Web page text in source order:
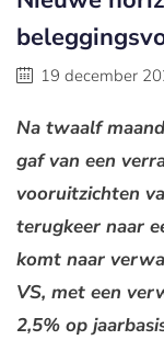
19 december
Na twaalf
gaf van een
vooruitzichten
terugkeer naar
komt naar
VS, met een
2,5% op